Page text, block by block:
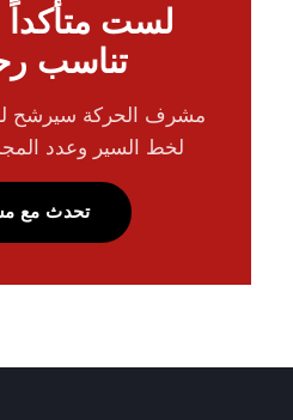
لست متأكداً
تناسب
مشرف الحركة سيرشح
لخط السير وعدد
تحدث مع